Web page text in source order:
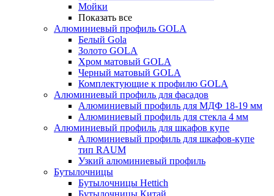
Мойки
Показать все
Алюминиевый профиль GOLA
Белый Gola
Золото GOLA
Хром матовый GOLA
Черный матовый GOLA
Комплектующие к профилю GOLA
Алюминиевый профиль для фасадов
Алюминиевый профиль для МДФ 18-19 мм
Алюминиевый профиль для стекла 4 мм
Алюминиевый профиль для шкафов купе
Алюминиевый профиль для шкафов-купе
тип RAUM
Узкий алюминиевый профиль
Бутылочницы
Бутылочницы Hettich